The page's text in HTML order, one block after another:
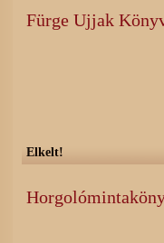
Fürge Ujjak
Elkelt!